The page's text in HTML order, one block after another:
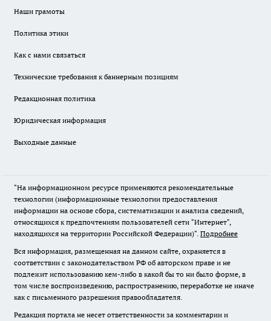
Наши грамоты
Политика этики
Как с нами связаться
Технические требования к баннерным позициям
Редакционная политика
Юридическая информация
Выходные данные
"На информационном ресурсе применяются рекомендательные
технологии (информационные технологии предоставления
информации на основе сбора, систематизации и анализа сведений,
относящихся к предпочтениям пользователей сети "Интернет",
находящихся на территории Российской Федерации)". Подробнее
Вся информация, размещенная на данном сайте, охраняется в
соответствии с законодательством РФ об авторском праве и не
подлежит использованию кем-либо в какой бы то ни было форме, в
том числе воспроизведению, распространению, переработке не иначе
как с письменного разрешения правообладателя.
Редакция портала не несет ответственности за комментарии и